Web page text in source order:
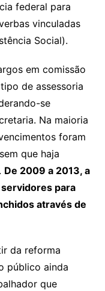
federal para
vinculadas
Social).
em comissão
de assessoria
se
Na maioria
foram
que haja
De 2009 a 2013, a
para
através de
da reforma
público ainda
que